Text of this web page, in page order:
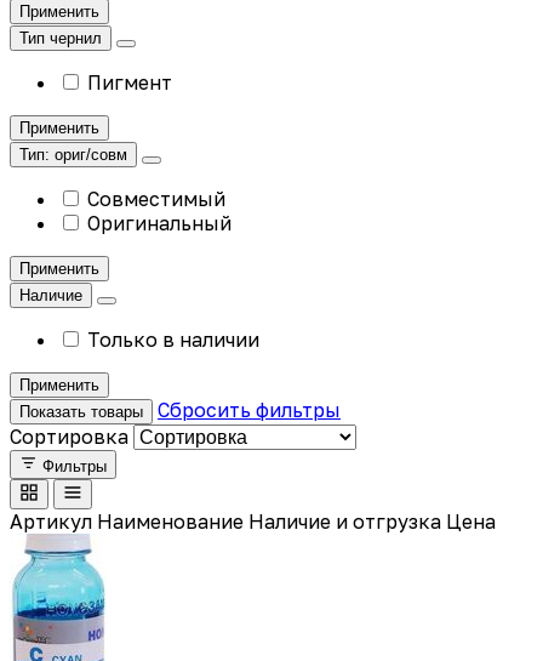
Применить
Тип чернил
Пигмент
Применить
Тип: ориг/совм
Совместимый
Оригинальный
Применить
Наличие
Только в наличии
Применить
Показать товары
Сбросить фильтры
Сортировка
Фильтры
Артикул Наименование Наличие и отгрузка Цена